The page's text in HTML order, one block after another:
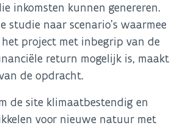
inkomsten kunnen genereren.
studie naar scenario’s waarmee
project met inbegrip van de
return mogelijk is, maakt
de opdracht.
de site klimaatbestendig en
voor nieuwe natuur met